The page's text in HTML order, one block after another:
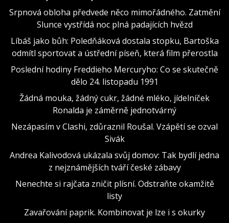
Srpnová obloha předvede něco mimořádného. Zatmění
Slunce vystřídá noc plná padajících hvězd
Líbáš jako bůh: Poledňáková dostala stopku, Bartoška
odmítl sportovat a ústřední píseň, která film přerostla
Poslední hodiny Freddieho Mercuryho: Co se skutečně
dělo 24. listopadu 1991
Žádná mouka, žádný cukr, žádné mléko, jídelníček
Ronalda je záměrně jednotvárný
Nezápasím v Clashi, zdůraznil Roušal. Vzápětí se ozval
Sivák
Andrea Kalivodová ukázala svůj domov: Tak bydlí jedna
z nejznámějších tváří české zábavy
Nenechte si rajčata zničit plísní. Odstraňte okamžitě
listy
Zavařování paprik. Kombinovat je lze i s okurky